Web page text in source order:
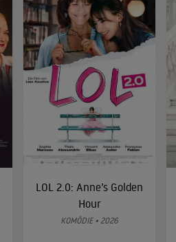
LOL 2.0: Anne’s Golden
Hour
KOMÖDIE • 2026